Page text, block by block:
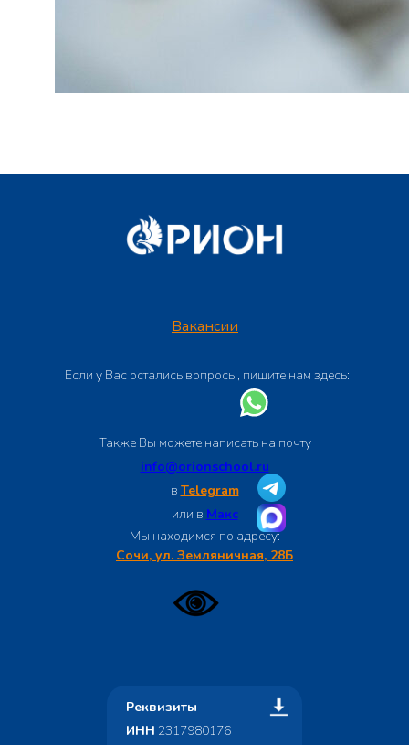
Вакансии
Если у Вас остались вопросы, пишите нам здесь:
Мы находимся по адресу:
Сочи, ул. Земляничная, 28Б
Также Вы можете написать на почту
info@orionschool.ru
в Telegram
или в Макс
Реквизиты
ИНН 2317980176